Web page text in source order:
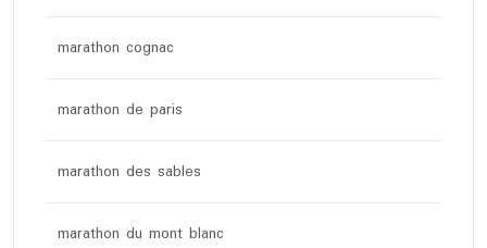
marathon cognac
marathon de paris
marathon des sables
marathon du mont blanc